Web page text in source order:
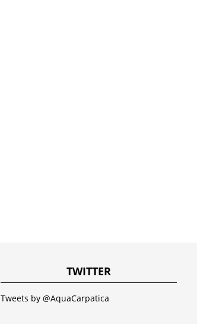
TWITTER
Tweets by @AquaCarpatica